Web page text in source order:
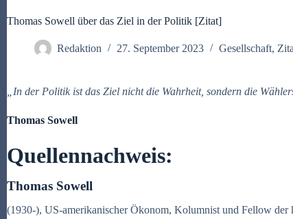
Thomas Sowell über das Ziel in der Politik [Zitat]
Redaktion 27. September 2023 Gesellschaft,
„In der Politik ist das Ziel nicht die Wahrheit, sondern die
Thomas Sowell
Quellennachweis:
Thomas Sowell
(1930-), US-amerikanischer Ökonom, Kolumnist und Fellow der